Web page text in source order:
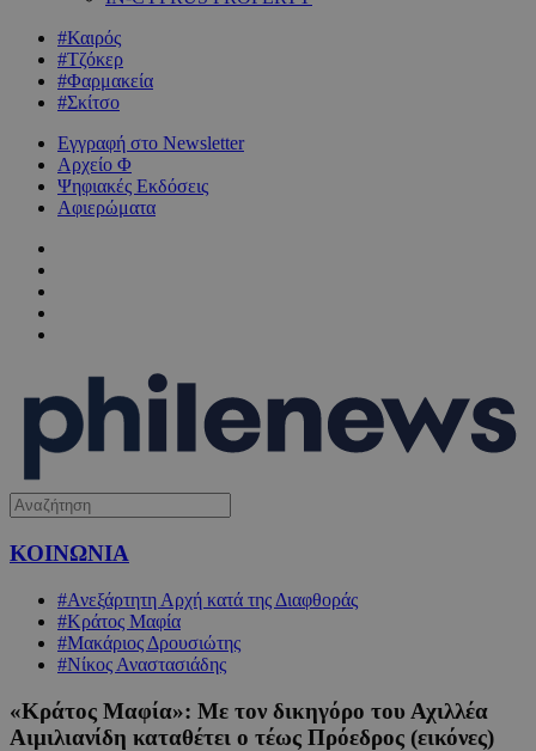
#Καιρός
#Τζόκερ
#Φαρμακεία
#Σκίτσο
Εγγραφή στο Newsletter
Αρχείο Φ
Ψηφιακές Εκδόσεις
Αφιερώματα
ΚΟΙΝΩΝΙΑ
#Ανεξάρτητη Αρχή κατά της Διαφθοράς
#Κράτος Μαφία
#Μακάριος Δρουσιώτης
#Νίκος Αναστασιάδης
«Κράτος Μαφία»: Με τον δικηγόρο του Αχιλλέα
Αιμιλιανίδη καταθέτει ο τέως Πρόεδρος (εικόνες)